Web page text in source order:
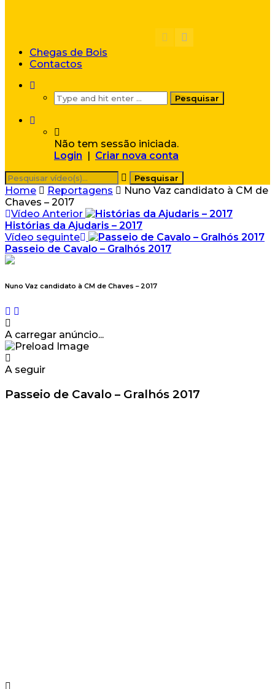
Chegas de Bois
Contactos
Não tem sessão iniciada.
Login
Criar nova conta
Home Reportagens
Nuno Vaz candidato à CM de
Chaves – 2017
Vídeo Anterior
Histórias da Ajudaris – 2017
Vídeo seguinte
Passeio de Cavalo – Gralhós 2017
Nuno Vaz candidato à CM de Chaves – 2017
A carregar anúncio...
A seguir
Passeio de Cavalo – Gralhós 2017